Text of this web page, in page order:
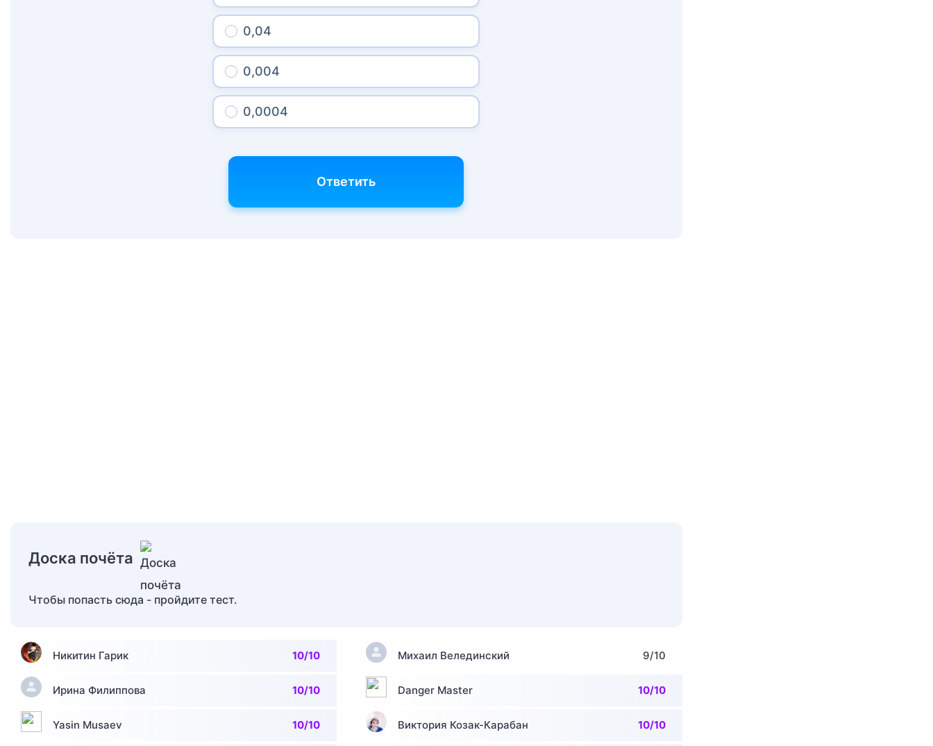
0,04
0,004
0,0004
Ответить
Доска почёта
Чтобы попасть сюда - пройдите тест.
Никитин Гарик 10/10 Михаил Велединский 9/10
Ирина Филиппова 10/10 Danger Master 10/10
Yasin Musaev 10/10 Виктория Козак-Карабан 10/10